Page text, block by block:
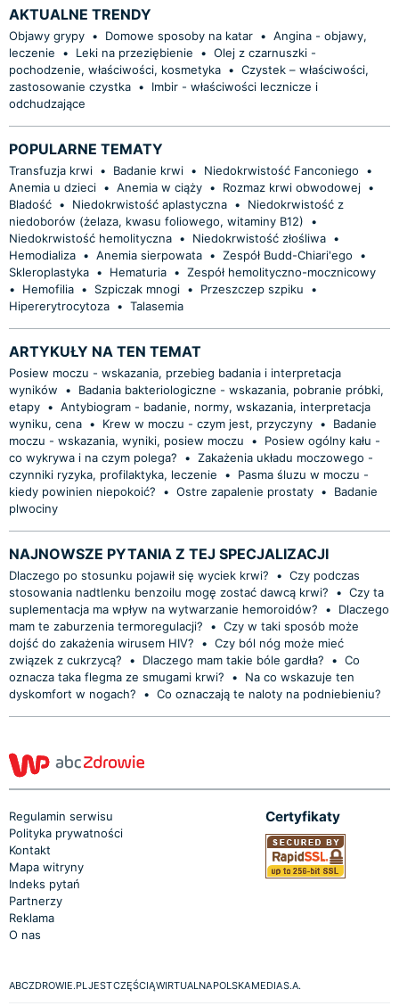
AKTUALNE TRENDY
Objawy grypy • Domowe sposoby na katar • Angina - objawy,
leczenie
• Leki na przeziębienie • Olej z czarnuszki -
pochodzenie, właściwości, kosmetyka • Czystek – właściwości,
zastosowanie czystka •
Imbir - właściwości lecznicze i
odchudzające
POPULARNE TEMATY
Transfuzja krwi • Badanie krwi • Niedokrwistość Fanconiego
•
Anemia u dzieci • Anemia w ciąży • Rozmaz krwi obwodowej •
Bladość • Niedokrwistość aplastyczna •
Niedokrwistość z
niedoborów (żelaza, kwasu foliowego, witaminy B12)
•
Niedokrwistość hemolityczna • Niedokrwistość złośliwa •
Hemodializa • Anemia sierpowata • Zespół Budd-Chiari'ego
•
Skleroplastyka • Hematuria • Zespół hemolityczno-mocznicowy
•
Hemofilia • Szpiczak mnogi • Przeszczep szpiku
•
Hipererytrocytoza • Talasemia
ARTYKUŁY NA TEN TEMAT
Posiew moczu - wskazania, przebieg badania i interpretacja
wyników
•
Badania bakteriologiczne - wskazania, pobranie próbki,
etapy • Antybiogram - badanie, normy, wskazania, interpretacja
wyniku, cena • Krew w moczu - czym jest, przyczyny •
Badanie
moczu - wskazania, wyniki, posiew moczu
•
Posiew ogólny kału -
co wykrywa i na czym polega?
• Zakażenia układu moczowego -
czynniki ryzyka, profilaktyka, leczenie
•
Pasma śluzu w moczu -
kiedy powinien niepokoić?
• Ostre zapalenie prostaty •
Badanie
plwociny
NAJNOWSZE PYTANIA Z TEJ SPECJALIZACJI
Dlaczego po stosunku pojawił się wyciek krwi? • Czy podczas
stosowania nadtlenku benzoilu mogę zostać dawcą krwi?
• Czy ta
suplementacja ma wpływ na wytwarzanie hemoroidów?
•
Dlaczego
mam te zaburzenia termoregulacji?
• Czy w taki sposób może
dojść do zakażenia wirusem HIV?
• Czy ból nóg może mieć
związek z cukrzycą?
• Dlaczego mam takie bóle gardła? • Co
oznacza taka flegma ze smugami krwi?
•
Na co wskazuje ten
dyskomfort w nogach?
• Co oznaczają te naloty na podniebieniu?
Regulamin serwisu
Polityka prywatności
Kontakt
Mapa witryny
Indeks pytań
Partnerzy
Reklama
O nas
Certyfikaty
ABCZDROWIE.PL JEST CZĘŚCIĄ WIRTUALNA POLSKA MEDIA S.A.